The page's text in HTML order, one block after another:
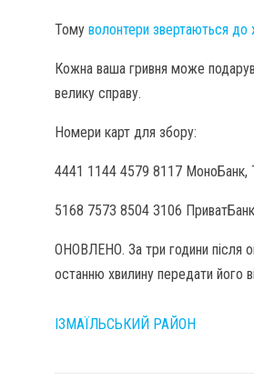
Тому волонтери звертаються до
Кожна ваша гривня може
велику справу.
Номери карт для збору:
4441 1144 4579 8117 МоноБанк,
5168 7573 8504 3106
ОНОВЛЕНО. За три години після
останню хвилину передати його
ІЗМАЇЛЬСЬКИЙ РАЙОН